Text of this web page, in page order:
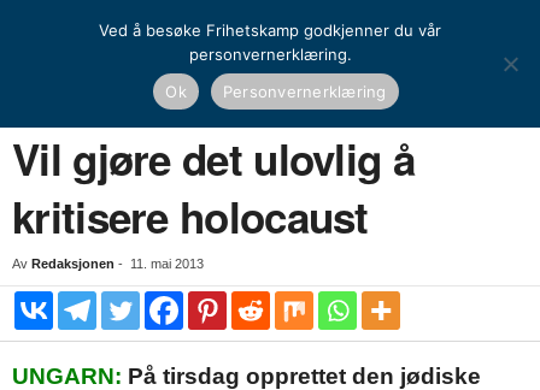
Vil gjøre det ulovlig å kritisere holocaust
Vil gjøre det ulovlig å
kritisere holocaust
Av Redaksjonen - 11. mai 2013
UNGARN: På tirsdag opprettet den jødiske
Ved å besøke Frihetskamp godkjenner du vår
personvernerklæring.
Ok
Personvernerklæring